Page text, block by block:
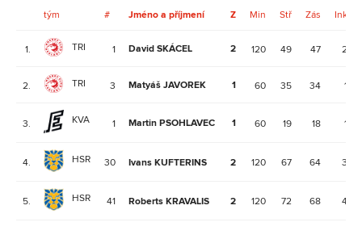
tým # Jméno a příjmení Z Min Stř Zás Ink
1. TRI 1 David SKÁCEL 2 120 49 47 2
2. TRI 3 Matyáš JAVOREK 1 60 35 34 1
3. KVA 1 Martin PSOHLAVEC 1 60 19 18 1
4. HSR 30 Ivans KUFTERINS 2 120 67 64 3
5. HSR 41 Roberts KRAVALIS 2 120 72 68 4